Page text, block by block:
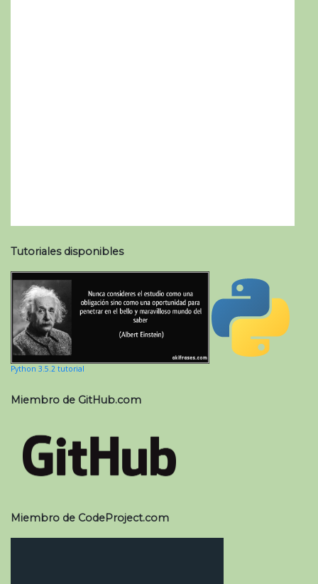
Tutoriales disponibles
Python 3.5.2 tutorial
Miembro de GitHub.com
Miembro de CodeProject.com